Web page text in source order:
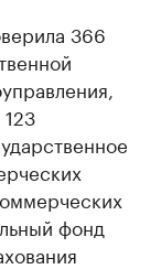
366
фонд